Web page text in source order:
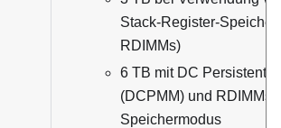
Stack-Register-
RDIMMs)
6 TB mit DC Persistent
(DCPMM) und
Speichermodus